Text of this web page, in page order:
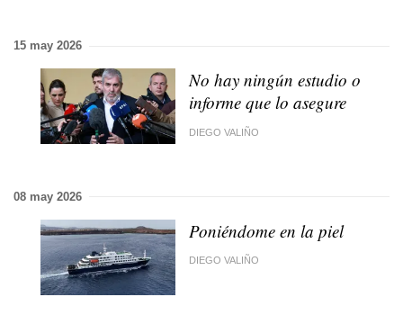
15 may 2026
No hay ningún estudio o
informe que lo asegure
DIEGO VALIÑO
08 may 2026
Poniéndome en la piel
DIEGO VALIÑO